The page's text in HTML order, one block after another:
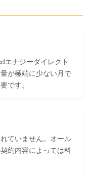
エナジーダイレクト
が極端に少ない月で
です。
ていません。オール
約内容によっては料